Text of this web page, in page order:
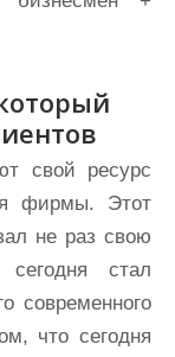
свой ресурс
фирмы. Этот
не раз свою
стал
современного
что сегодня